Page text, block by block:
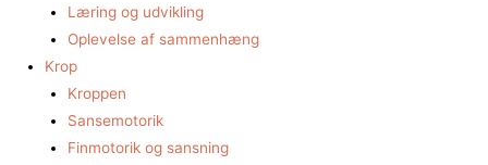
Læring og udvikling
Oplevelse af sammenhæng
Krop
Kroppen
Sansemotorik
Finmotorik og sansning